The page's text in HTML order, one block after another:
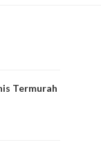
Termurah